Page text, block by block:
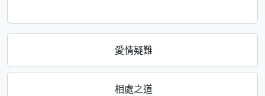
愛情疑難
相處之道